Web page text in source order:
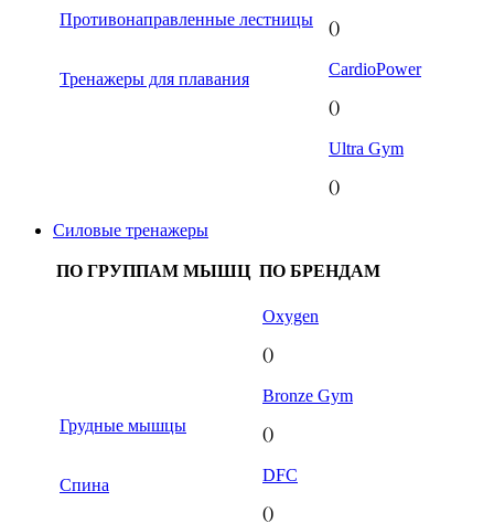
Противонаправленные лестницы
Тренажеры для плавания
()
CardioPower
()
Ultra Gym
()
Силовые тренажеры
ПО ГРУППАМ МЫШЦ ПО БРЕНДАМ
Грудные мышцы
Спина
Oxygen
()
Bronze Gym
()
DFC
()